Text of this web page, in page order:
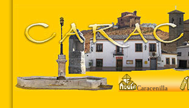
Caracenilla